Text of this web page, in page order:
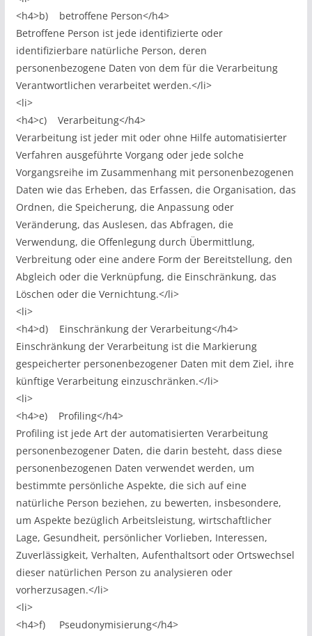
<h4>b) betroffene Person</h4>
Betroffene Person ist jede identifizierte oder
identifizierbare natürliche Person, deren
personenbezogene Daten von dem für die Verarbeitung
Verantwortlichen verarbeitet werden.</li>
<li>
<h4>c) Verarbeitung</h4>
Verarbeitung ist jeder mit oder ohne Hilfe automatisierter
Verfahren ausgeführte Vorgang oder jede solche
Vorgangsreihe im Zusammenhang mit personenbezogenen
Daten wie das Erheben, das Erfassen, die Organisation, das
Ordnen, die Speicherung, die Anpassung oder
Veränderung, das Auslesen, das Abfragen, die
Verwendung, die Offenlegung durch Übermittlung,
Verbreitung oder eine andere Form der Bereitstellung, den
Abgleich oder die Verknüpfung, die Einschränkung, das
Löschen oder die Vernichtung.</li>
<li>
<h4>d) Einschränkung der Verarbeitung</h4>
Einschränkung der Verarbeitung ist die Markierung
gespeicherter personenbezogener Daten mit dem Ziel, ihre
künftige Verarbeitung einzuschränken.</li>
<li>
<h4>e) Profiling</h4>
Profiling ist jede Art der automatisierten Verarbeitung
personenbezogener Daten, die darin besteht, dass diese
personenbezogenen Daten verwendet werden, um
bestimmte persönliche Aspekte, die sich auf eine
natürliche Person beziehen, zu bewerten, insbesondere,
um Aspekte bezüglich Arbeitsleistung, wirtschaftlicher
Lage, Gesundheit, persönlicher Vorlieben, Interessen,
Zuverlässigkeit, Verhalten, Aufenthaltsort oder Ortswechsel
dieser natürlichen Person zu analysieren oder
vorherzusagen.</li>
<li>
<h4>f) Pseudonymisierung</h4>